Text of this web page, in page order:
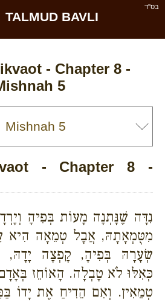
בס''ד
TALMUD BAVLI
- Chapter 8 -
5
- Chapter 8 -
נִדָּה שֶׁנָּתְנָה מָעוֹת בְּפִיהָ
מִטֻּמְאָתָהּ, אֲבָל טְמֵאָה הִיא
שְׂעָרָהּ בְּפִיהָ, קָפְצָה יָדָהּ,
כְּאִלּוּ לֹא טָבְלָה. הָאוֹחֵז בְּאָדָם
טְמֵאִין. וְאִם הֵדִיחַ אֶת יָדוֹ